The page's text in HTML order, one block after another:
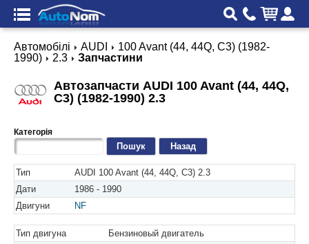
Автомобілі AUDI
100 Avant (44, 44Q, C3) (1982-
1990)
2.3 Запчастини
Автозапчасти AUDI 100 Avant (44, 44Q,
C3) (1982-1990) 2.3
Категорія
Назад
Тип
AUDI 100 Avant (44, 44Q, C3) 2.3
Дати
1986 - 1990
Двигуни
NF
Тип двигуна
Бензиновый двигатель